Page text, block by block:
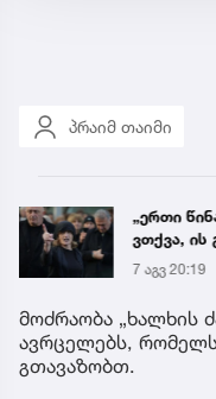
პრაიმ თაიმი
„ერთი
ვთქვა, ის
ნათელს,
ნია იმნაძე
7 აგვ 20:19
მოძრაობა „ხალხის
ავრცელებს,
გთავაზობთ.